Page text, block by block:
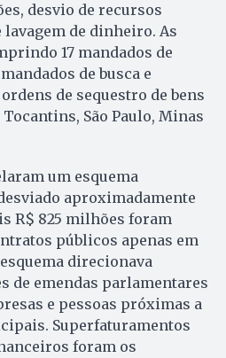
desvio de recursos
de dinheiro. As
17 mandados de
de busca e
de sequestro de bens
São Paulo, Minas
um esquema
aproximadamente
R$ 825 milhões foram
públicos apenas em
esquema direcionava
de emendas parlamentares
e pessoas próximas a
Superfaturamentos
foram os